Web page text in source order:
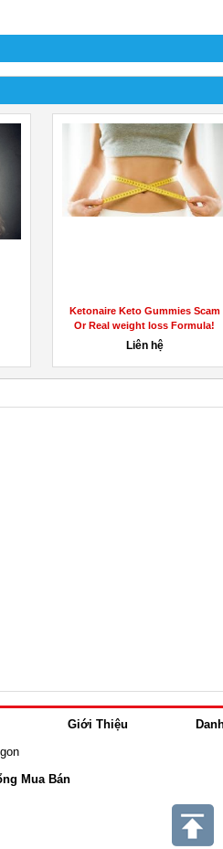
Ketonaire Keto Gummies Scam
Or Real weight loss Formula!
Liên hệ
Giới Thiệu
Mua Bán